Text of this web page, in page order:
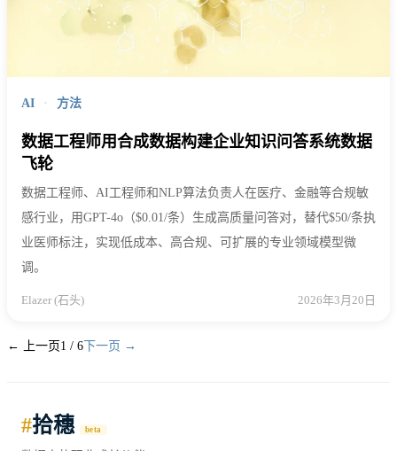
AI · 方法
数据工程师用合成数据构建企业知识问答系统数据
飞轮
数据工程师、AI工程师和NLP算法负责人在医疗、金融等合规敏
感行业，用GPT-4o（$0.01/条）生成高质量问答对，替代$50/条执
业医师标注，实现低成本、高合规、可扩展的专业领域模型微
调。
Elazer (石头) 2026年3月20日
← 上一页 1 / 6 下一页 →
#拾穗 beta